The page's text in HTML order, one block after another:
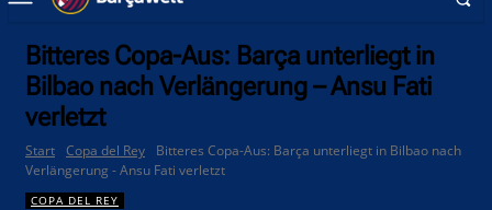
Bitteres Copa-Aus: Barça unterliegt in
Bilbao nach Verlängerung – Ansu Fati
verletzt
Start Copa del Rey
Bitteres Copa-Aus: Barça unterliegt in Bilbao nach
Verlängerung - Ansu Fati verletzt
COPA DEL REY